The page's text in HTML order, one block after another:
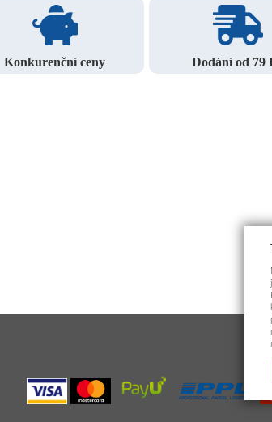
Konkurenční ceny Dodání od 79